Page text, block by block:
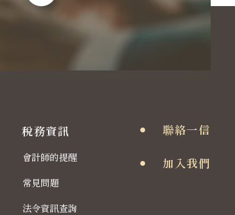
稅務資訊
會計師的提醒
常見問題
法令資訊查詢
聯絡一信
加入我們